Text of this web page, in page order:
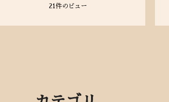
21件のビュー